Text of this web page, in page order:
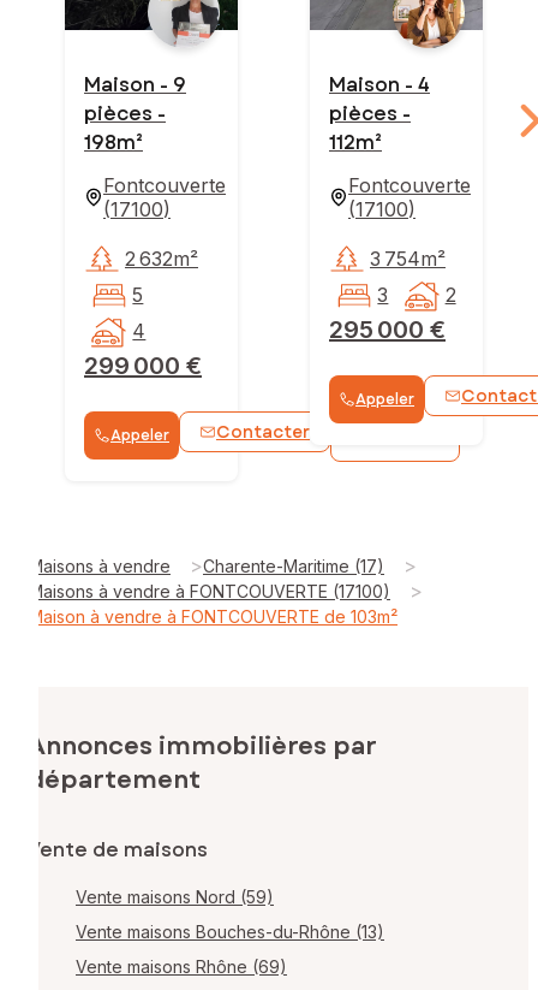
Maison - 9
pièces -
198m²
Fontcouverte
(17100)
299 000 €
2 632m²
5
4
Appeler Contacter
Maison - 4
pièces -
112m²
Fontcouverte
(17100)
295 000 €
3 754m²
3
2
Appeler
Maisons à vendre >Charente-Maritime (17) >
Maisons à vendre à FONTCOUVERTE (17100) >
Maison à vendre à FONTCOUVERTE de 103m²
Annonces immobilières par
département
Vente de maisons
Vente maisons Nord (59)
Vente maisons Bouches-du-Rhône (13)
Vente maisons Rhône (69)